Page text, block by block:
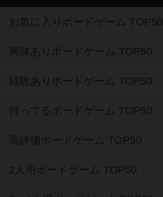
お気に入りボードゲーム TOP50
興味ありボードゲーム TOP50
経験ありボードゲーム TOP50
持ってるボードゲーム TOP50
高評価ボードゲーム TOP50
2人用ボードゲーム TOP50